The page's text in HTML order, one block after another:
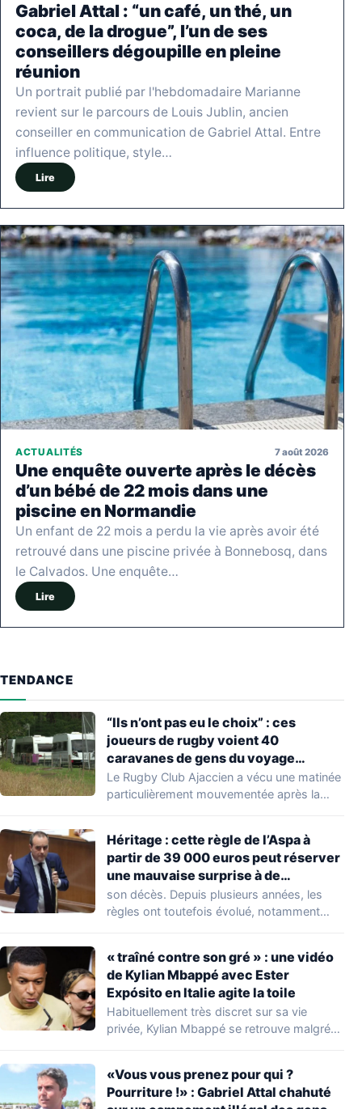
Gabriel Attal : “un café, un thé, un
coca, de la drogue”, l’un de ses
conseillers dégoupille en pleine
réunion
Un portrait publié par l'hebdomadaire Marianne
revient sur le parcours de Louis Jublin, ancien
conseiller en communication de Gabriel Attal. Entre
influence politique, style…
Lire
ACTUALITÉS 7 août 2026
Une enquête ouverte après le décès
d’un bébé de 22 mois dans une
piscine en Normandie
Un enfant de 22 mois a perdu la vie après avoir été
retrouvé dans une piscine privée à Bonnebosq, dans
le Calvados. Une enquête…
Lire
TENDANCE
“Ils n’ont pas eu le choix” : ces
joueurs de rugby voient 40
caravanes de gens du voyage
s’installer dans leur stade, ils les
délogent en moins d’1 heure
Le Rugby Club Ajaccien a vécu une matinée
particulièrement mouvementée après la
Héritage : cette règle de l’Aspa à
partir de 39 000 euros peut réserver
une mauvaise surprise à de
nombreuses familles
son décès. Depuis plusieurs années, les
règles ont toutefois évolué, notamment
« traîné contre son gré » : une vidéo
de Kylian Mbappé avec Ester
Expósito en Italie agite la toile
Habituellement très discret sur sa vie
privée, Kylian Mbappé se retrouve malgré
«Vous vous prenez pour qui ?
Pourriture !» : Gabriel Attal chahuté